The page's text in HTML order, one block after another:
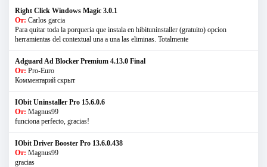
Right Click Windows Magic 3.0.1
От: Carlos garcia
Para quitar toda la porqueria que instala en hibituninstaller (gratuito) opcion
herramientas del contextual una a una las eliminas. Totalmente
Adguard Ad Blocker Premium 4.13.0 Final
От: Pro-Euro
Комментарий скрыт
IObit Uninstaller Pro 15.6.0.6
От: Magnus99
funciona perfecto, gracias!
IObit Driver Booster Pro 13.6.0.438
От: Magnus99
gracias